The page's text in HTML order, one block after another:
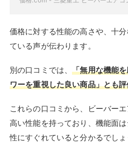
価格に対する性能の高さや、十
ている声が伝わります。
別の口コミでは、「無用な機能
ワーを重視した良い商品」とも
これらの口コミから、ビーバー
高い性能を持っており、機能面
性にすぐれていると分かるでしょ